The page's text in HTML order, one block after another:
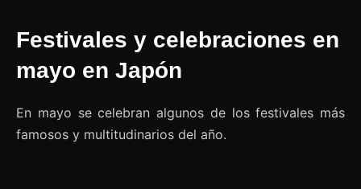
Festivales y celebraciones en
mayo en Japón
En mayo se celebran algunos de los festivales más
famosos y multitudinarios del año.